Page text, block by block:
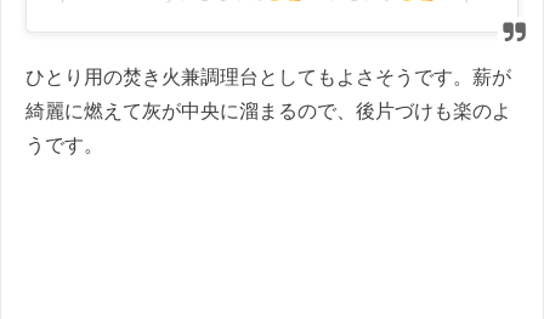
ひとり用の焚き火兼調理台としてもよさそうです。薪が
綺麗に燃えて灰が中央に溜まるので、後片づけも楽のよ
うです。